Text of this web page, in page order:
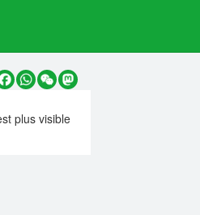
Facebook
WhatsApp
WeChatMastodon
plus visible